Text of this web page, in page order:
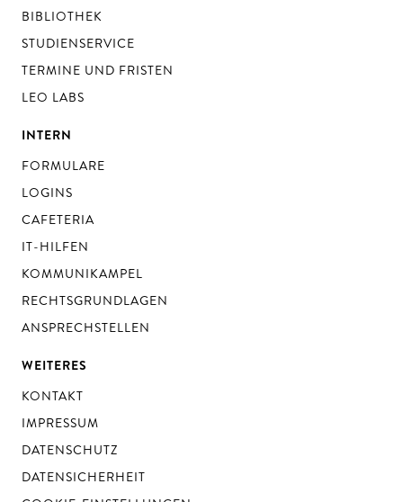
BIBLIOTHEK
STUDIENSERVICE
TERMINE UND FRISTEN
LEO LABS
INTERN
FORMULARE
LOGINS
CAFETERIA
IT-HILFEN
KOMMUNIKAMPEL
RECHTSGRUNDLAGEN
ANSPRECHSTELLEN
WEITERES
KONTAKT
IMPRESSUM
DATENSCHUTZ
DATENSICHERHEIT